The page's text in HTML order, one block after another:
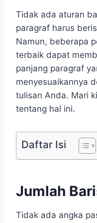
Tidak ada aturan
paragraf harus
Namun, beberapa
terbaik dapat
panjang paragraf
menyesuaikannya
tulisan Anda. Mari
tentang hal ini.
Daftar Isi
Jumlah
Tidak ada angka